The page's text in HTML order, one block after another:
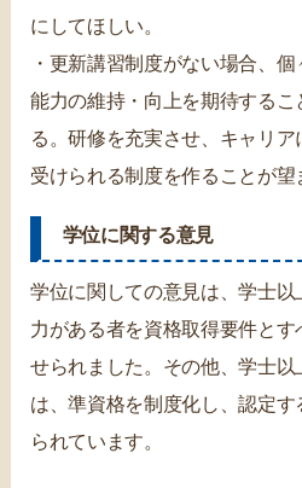
にしてほしい。
・更新講習制度がない場合、個
能力の維持・向上を期待する
る。研修を充実させ、キャリ
受けられる制度を作ることが望
学位に関する意見
学位に関しての意見は、学士
力がある者を資格取得要件と
せられました。その他、学士
は、準資格を制度化し、認定
られています。